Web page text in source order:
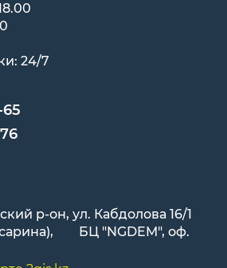
24/7
р-он, ул. Кабдолова 16/1
БЦ "NGDEM", оф.